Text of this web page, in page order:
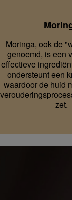
Moringa, ook de
genoemd, is een
effectieve
ondersteunt een
waardoor de huid
zet.